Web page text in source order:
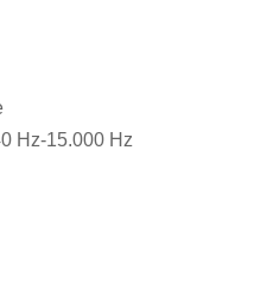
Hz-15.000 Hz